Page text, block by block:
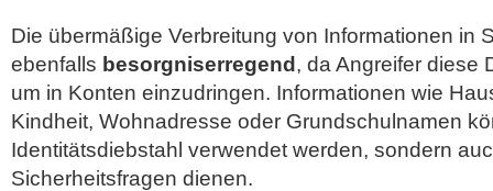
Die übermäßige Verbreitung von Informationen in
ebenfalls besorgniserregend , da Angreifer diese
um in Konten einzudringen. Informationen wie
Kindheit, Wohnadresse oder Grundschulnamen
Identitätsdiebstahl verwendet werden, sondern
Sicherheitsfragen dienen.